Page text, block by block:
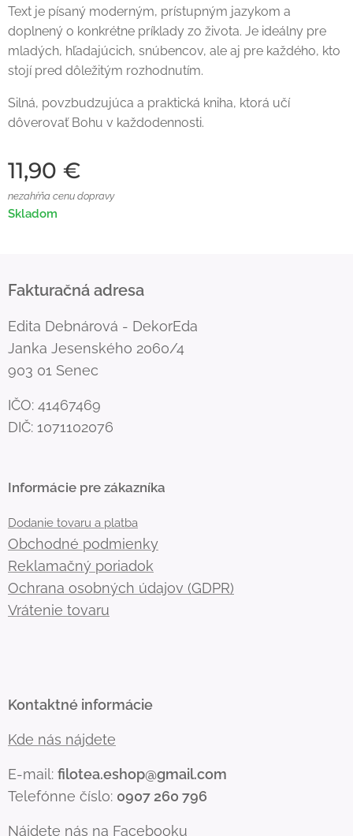
Text je písaný moderným, prístupným jazykom a
doplnený o konkrétne príklady zo života. Je ideálny pre
mladých, hľadajúcich, snúbencov, ale aj pre každého, kto
stojí pred dôležitým rozhodnutím.
Silná, povzbudzujúca a praktická kniha, ktorá učí
dôverovať Bohu v každodennosti.
11,90 €
nezahŕňa cenu dopravy
Skladom
Fakturačná adresa
Edita Debnárová - DekorEda
Janka Jesenského 2060/4
903 01 Senec
IČO: 41467469
DIČ: 1071102076
Informácie pre zákazníka
Dodanie tovaru a platba
Obchodné podmienky
Reklamačný poriadok
Ochrana osobných údajov (GDPR)
Vrátenie tovaru
Kontaktné informácie
Kde nás nájdete
E-mail: filotea.eshop@gmail.com
Telefónne číslo: 0907 260 796
Nájdete nás na Facebooku